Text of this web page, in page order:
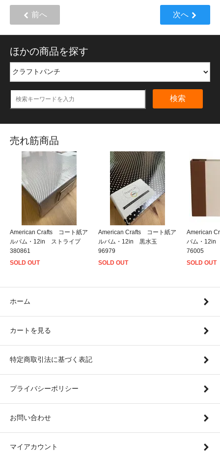
前へ 次へ
ほかの商品を探す
検索
売れ筋商品
American Crafts コート紙ア
ルバム・12in ストライプ
380861
SOLD OUT
American Crafts コート紙ア
ルバム・12in 黒水玉
96979
SOLD OUT
American
バム・
76005
SOLD OUT
ホーム
カートを見る
特定商取引法に基づく表記
プライバシーポリシー
お問い合わせ
マイアカウント